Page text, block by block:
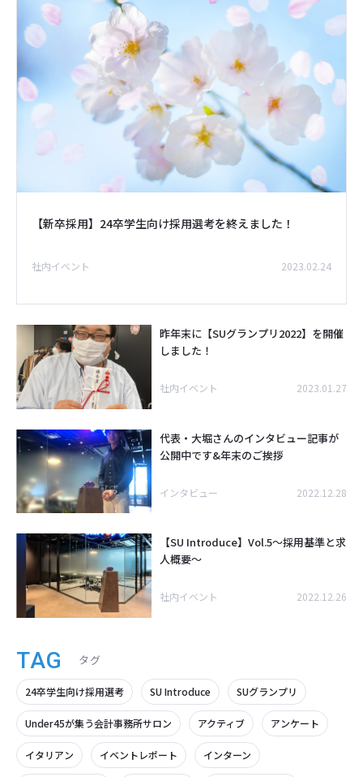
【新卒採用】24卒学生向け採用選考を終えました！
社内イベント 2023.02.24
昨年末に【SUグランプリ2022】を開催
しました！
社内イベント 2023.01.27
代表・大堀さんのインタビュー記事が
公開中です&年末のご挨拶
インタビュー 2022.12.28
【SU Introduce】Vol.5～採用基準と求
人概要～
社内イベント 2022.12.26
TAG タグ
24卒学生向け採用選考 SU Introduce SUグランプリ
Under45が集う会計事務所サロン アクティブ アンケート
イタリアン イベントレポート インターン